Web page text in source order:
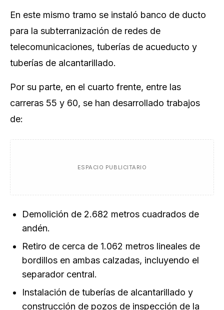
En este mismo tramo se instaló banco de ducto
para la subterranización de redes de
telecomunicaciones, tuberías de acueducto y
tuberías de alcantarillado.
Por su parte, en el cuarto frente, entre las
carreras 55 y 60, se han desarrollado trabajos
de:
ESPACIO PUBLICITARIO
Demolición de 2.682 metros cuadrados de
andén.
Retiro de cerca de 1.062 metros lineales de
bordillos en ambas calzadas, incluyendo el
separador central.
Instalación de tuberías de alcantarillado y
construcción de pozos de inspección de la